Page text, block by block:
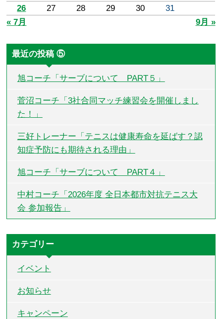
26
27 28 29 30
31
« 7月
9月 »
最近の投稿 ⑤
旭コーチ「サーブについて PART５」
菅沼コーチ「3社合同マッチ練習会を開催しまし
た！」
三好トレーナー「テニスは健康寿命を延ばす？認
知症予防にも期待される理由」
旭コーチ「サーブについて PART４」
中村コーチ「2026年度 全日本都市対抗テニス大
会 参加報告」
カテゴリー
イベント
お知らせ
キャンペーン